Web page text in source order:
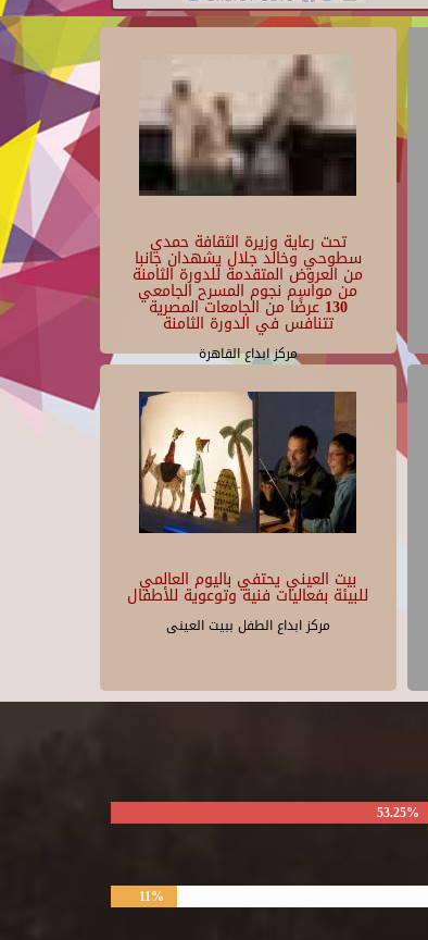
تحت رعاية وزيرة الثقافة حمدي
سطوحي وخالد جلال يشهدان جانبا
من العروض المتقدمة للدورة الثامنة
من مواسم نجوم المسرح الجامعي
130 عرضًا من الجامعات المصرية
تتنافس في الدورة الثامنة
مركز ابداع القاهرة
بيت العيني يحتفي باليوم العالمي
للبيئة بفعاليات فنية وتوعوية للأطفال
مركز ابداع الطفل ببيت العينى
53.25%
11%